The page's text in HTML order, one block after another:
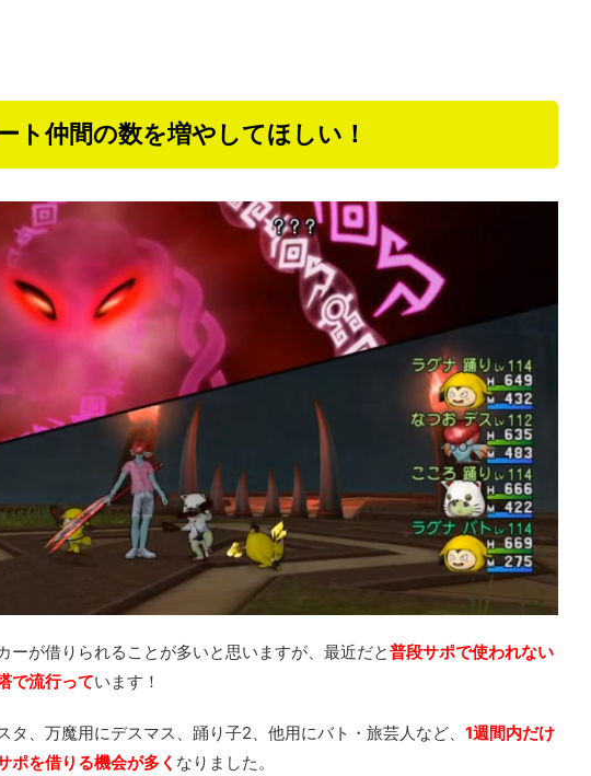
ト仲間の数を増やしてほしい！
ーが借りられることが多いと思いますが、最近だと普段サポで使われない
で流行っています！
タ、万魔用にデスマス、踊り子2、他用にバト・旅芸人など、 1週間内だけ
ポを借りる機会が多く なりました。